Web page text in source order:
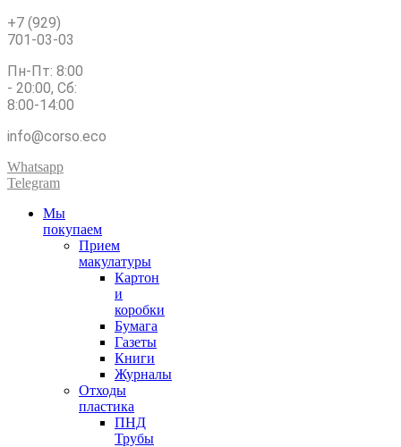
+7 (929)
701-03-03
Пн-Пт: 8:00
- 20:00, Сб:
8:00-14:00
info@corso.eco
Whatsapp
Telegram
Мы
покупаем
Прием
макулатуры
Картон
и
коробки
Бумага
Газеты
Книги
Журналы
Отходы
пластика
ПНД
Трубы